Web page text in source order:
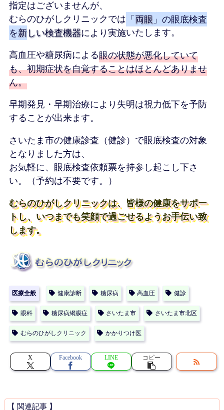
指定はございませんが、
むらのひがしクリニックでは 「 両眼 」の眼底検査
を新しい検査機器により実施いたします。
高血圧や糖尿病による眼の状態が悪化していて
も、初期症状を自覚することはほとんどありませ
ん。
早期発見・早期治療により失明は視力低下を予防
することが出来ます。
さいたま市の健康診査（健診）で眼底検査の対象
となりました方は、
お気軽に、眼底検査依頼票を持参し起こし下さ
い。（予約は不要です。）
むらのひがしクリニックは、皆様の健康をサポー
トし、いつまでも笑顔で過ごせるようお手伝い致
します。
医療全般 健康診断 糖尿病 高血圧 健診
眼科 糖尿病網膜症 さいたま市 さいたま市北区
むらのひがしクリニック かかりつけ医
X Facebook LINE コピー
【 関連記事 】